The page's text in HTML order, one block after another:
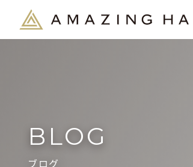
BLOG
ブログ